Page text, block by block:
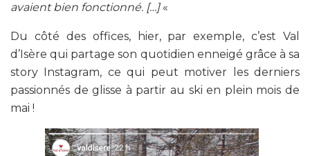
avaient bien fonctionné. […]«
Du côté des offices, hier, par exemple, c’est Val
d’Isère qui partage son quotidien enneigé grâce à sa
story Instagram, ce qui peut motiver les derniers
passionnés de glisse à partir au ski en plein mois de
mai !